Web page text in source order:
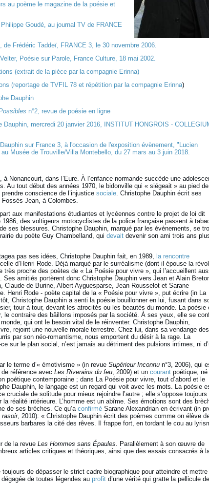
au poème le magazine de la poésie et
Goudé, au journal TV de FRANCE
Frédéric Taddeï, FRANCE 3, le 30 novembre 2006.
Poésie sur Parole, France Culture, 18 mai 2002.
(extrait de la pièce par la compagnie Erinna)
(reportage de TVFIL 78 et répétition par la compagnie Erinna)
Dauphin
n°2, revue de poésie en ligne
Dauphin, mercredi 20 janvier 2016, INSTITUT HONGROIS -
sur France 3, à l'occasion de l'exposition évènement, "Lucien
Musée de Trouville/Villa Montebello, du 27 mars au 3 juin 2018.
à Nonancourt, dans l’Eure. À l’enfance normande succède une
Au tout début des années 1970, le bidonville qui « siégeait » au pied
conscience de l’injustice sociale. Christophe Dauphin écrit ses
Jean, à Colombes.
aux manifestations étudiantes et lycéennes contre le projet de loi dit
des voltigeurs motocyclistes de la police française passent à
ses blessures. Christophe Dauphin, marqué par les évènements, se
du poète Guy Chambelland, qui devait devenir son ami trois ans
pas ses idées, Christophe Dauphin fait, en 1989, la rencontre
d’Henri Rode. Déjà marqué par le surréalisme (dont il épouse la
très proche des poètes de « La Poésie pour vivre », qui l’accueillent
amitiés portèrent donc Christophe Dauphin vers Jean et Alain
Claude de Burine, Albert Ayguesparse, Jean Rousselot et Sarane
Henri Rode - poète capital de la « Poésie pour vivre », put écrire (in La
Christophe Dauphin a senti la poésie bouillonner en lui, fusant dans
tour à tour, devant les atrocités ou les beautés du monde. La poésie
le contraire des bâillons imposés par la société. À ses yeux, elle se
qui ont le besoin vital de le réinventer. Christophe Dauphin,
rejoint une nouvelle morale terrestre. Chez lui, dans sa vendange des
par son néo-romantisme, nous emportent du désir à la rage. La
sur le plan social, n’est jamais au détriment des pulsions intimes, ni
le terme d’« émotivisme » (in revue Supérieur Inconnu n°3, 2006), qui
référence avec Les Riverains du feu, 2009) et un courant poétique, né
poétique contemporaine ; dans La Poésie pour vivre, tout d’abord et le
Dauphin, le langage est un regard qui voit avec les mots. La poésie
cruciale de solitude pour mieux rejoindre l’autre ; elle s’oppose toujours
réalité intérieure. L’homme est un abîme. Ses émotions sont des
de ses brèches. Ce qu’a confirmé Sarane Alexandrian en écrivant (in
rasoir, 2010): « Christophe Dauphin écrit des poèmes comme on élève
barbares la cité des rêves. Il frappe fort, en tordant le cou au
de la revue Les Hommes sans Épaules. Parallèlement à son œuvre de
articles critiques et théoriques, ainsi que des essais consacrés à
de dépasser le strict cadre biographique pour atteindre et mettre
de toutes légendes au profit d’une vérité qui gratte la pellicule